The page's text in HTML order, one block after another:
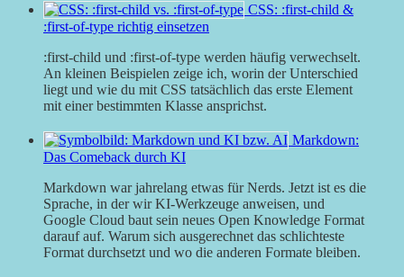
CSS: :first-child &
:first-of-type richtig einsetzen
:first-child und :first-of-type werden häufig verwechselt.
An kleinen Beispielen zeige ich, worin der Unterschied
liegt und wie du mit CSS tatsächlich das erste Element
mit einer bestimmten Klasse ansprichst.
Markdown:
Das Comeback durch KI
Markdown war jahrelang etwas für Nerds. Jetzt ist es die
Sprache, in der wir KI-Werkzeuge anweisen, und
Google Cloud baut sein neues Open Knowledge Format
darauf auf. Warum sich ausgerechnet das schlichteste
Format durchsetzt und wo die anderen Formate bleiben.